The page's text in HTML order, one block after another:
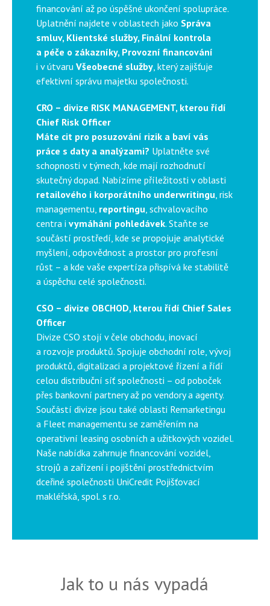
financování až po úspěšné ukončení spolupráce.
Uplatnění najdete v oblastech jako Správa
smluv, Klientské služby, Finální kontrola
a péče o zákazníky, Provozní financování
i v útvaru Všeobecné služby, který zajišťuje
efektivní správu majetku společnosti.
CRO – divize RISK MANAGEMENT, kterou řídí
Chief Risk Officer
Máte cit pro posuzování rizik a baví vás
práce s daty a analýzami? Uplatněte své
schopnosti v týmech, kde mají rozhodnutí
skutečný dopad. Nabízíme příležitosti v oblasti
retailového i korporátního underwritingu, risk
managementu, reportingu, schvalovacího
centra i vymáhání pohledávek. Staňte se
součástí prostředí, kde se propojuje analytické
myšlení, odpovědnost a prostor pro profesní
růst – a kde vaše expertíza přispívá ke stabilitě
a úspěchu celé společnosti.
CSO – divize OBCHOD, kterou řídí Chief Sales
Officer
Divize CSO stojí v čele obchodu, inovací
a rozvoje produktů. Spojuje obchodní role, vývoj
produktů, digitalizaci a projektové řízení a řídí
celou distribuční síť společnosti – od poboček
přes bankovní partnery až po vendory a agenty.
Součástí divize jsou také oblasti Remarketingu
a Fleet managementu se zaměřením na
operativní leasing osobních a užitkových vozidel.
Naše nabídka zahrnuje financování vozidel,
strojů a zařízení i pojištění prostřednictvím
dceřiné společnosti UniCredit Pojišťovací
makléřská, spol. s r.o.
Jak to u nás vypadá